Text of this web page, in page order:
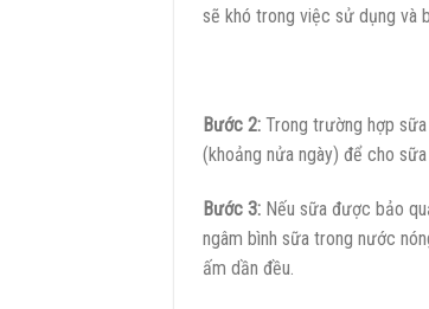
sẽ khó trong việc sử dụng và
Bước 2: Trong trường hợp
(khoảng nửa ngày) để cho
Bước 3: Nếu sữa được bảo
ngâm bình sữa trong nước
ấm dần đều.